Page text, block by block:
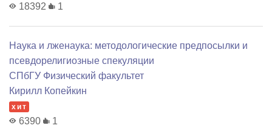
18392 1
Наука и лженаука: методологические предпосылки и
псевдорелигиозные спекуляции
СПбГУ Физический факультет
Кирилл Копейкин
хит
6390 1